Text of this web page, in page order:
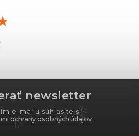
newsletter
e-mailu súhlasíte s
ochrany osobných údajov